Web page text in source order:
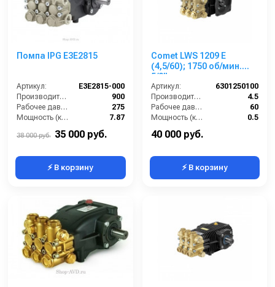
Помпа IPG E3E2815
Артикул:
E3E2815-000
Производительность (л/ч):
900
Рабочее давление (бар):
275
Мощность (кВт):
7.87
38 000 руб. 35 000 руб.
⚡ В корзину
Comet LWS 1209 E
(4,5/60); 1750 об/мин.
5/8” п.в.
Артикул:
6301250100
Производительность (л/мин):
4.5
Рабочее давление (бар):
60
Мощность (кВт):
0.5
40 000 руб.
⚡ В корзину